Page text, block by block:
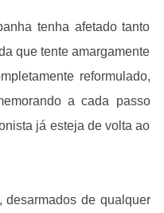
tenha afetado tanto
que tente amargamente
reformulado,
a cada passo
já esteja de volta ao
de qualquer